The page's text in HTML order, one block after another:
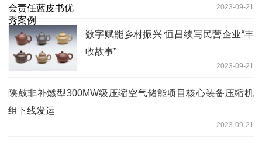
2023-09-21
数字赋能乡村振兴 恒昌续写民营企业“丰
收故事”
2023-09-21
陕鼓非补燃型300MW级压缩空气储能项目核心装备压缩机
组下线发运
2023-09-21